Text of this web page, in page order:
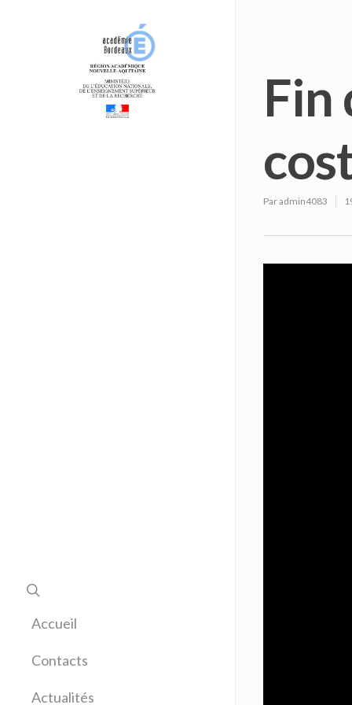
Accueil
Contacts
Actualités
Fin
Paradmin4083